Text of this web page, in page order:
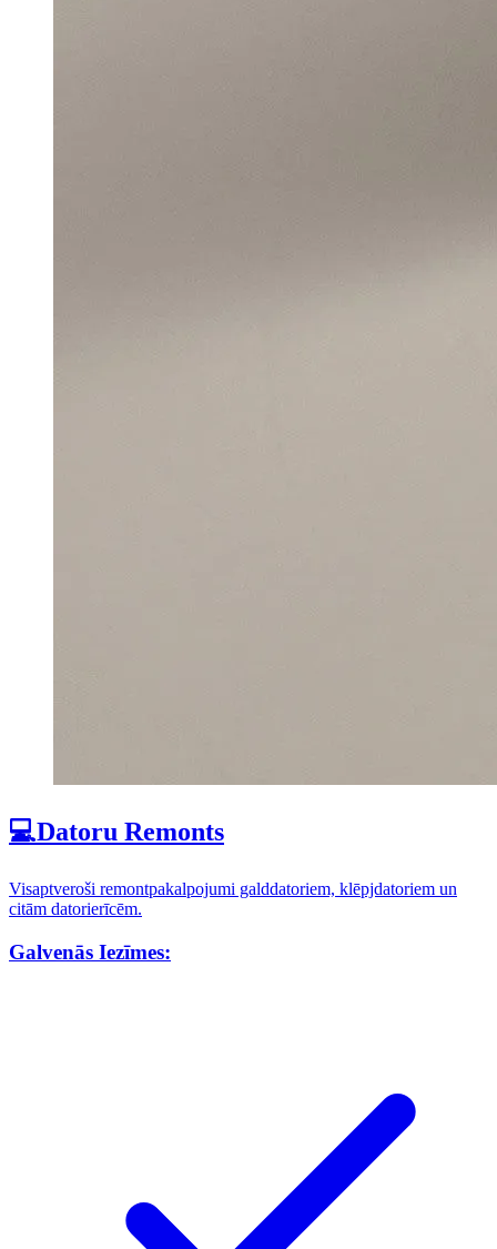
💻Datoru Remonts
Visaptveroši remontpakalpojumi galddatoriem, klēpjdatoriem un
citām datorierīcēm.
Galvenās Iezīmes: